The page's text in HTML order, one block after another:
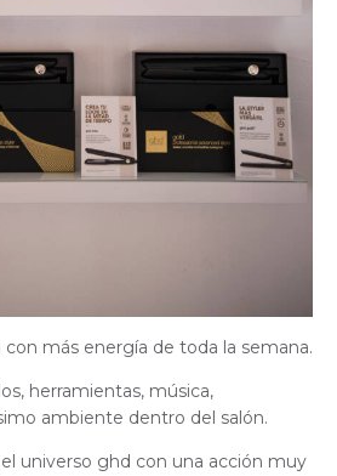
más energía de toda la semana.
herramientas, música,
ambiente dentro del salón.
universo ghd con una acción muy